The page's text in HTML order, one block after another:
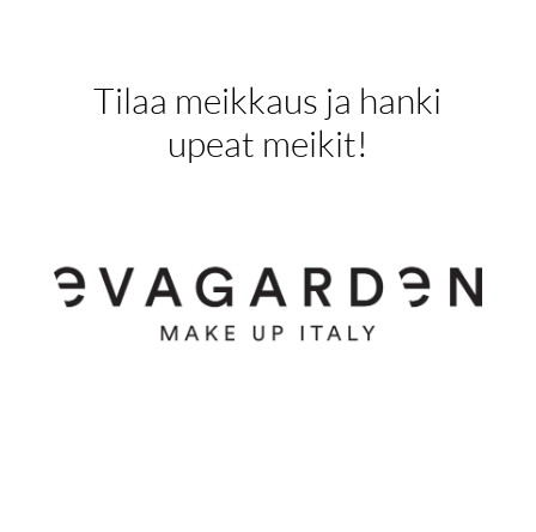
Tilaa meikkaus ja hanki
upeat meikit!